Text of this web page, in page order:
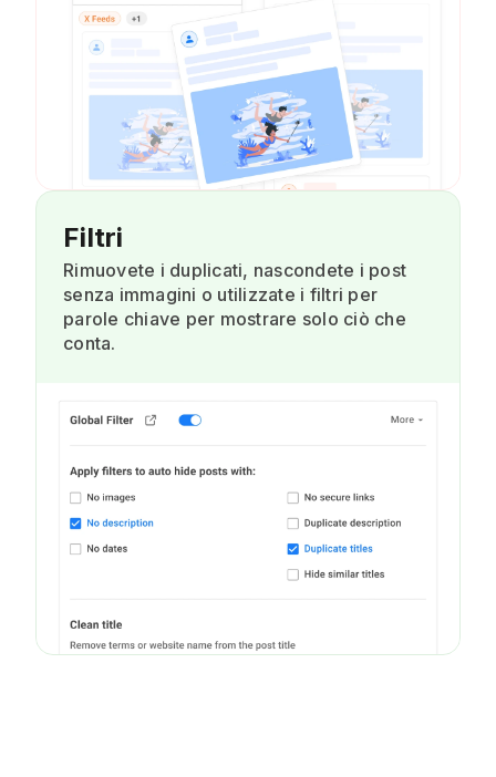
Filtri
Rimuovete i duplicati, nascondete i post
senza immagini o utilizzate i filtri per
parole chiave per mostrare solo ciò che
conta.